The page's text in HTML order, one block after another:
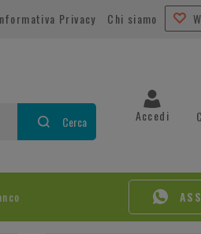
Privacy Chi siamo
Cerca Accedi